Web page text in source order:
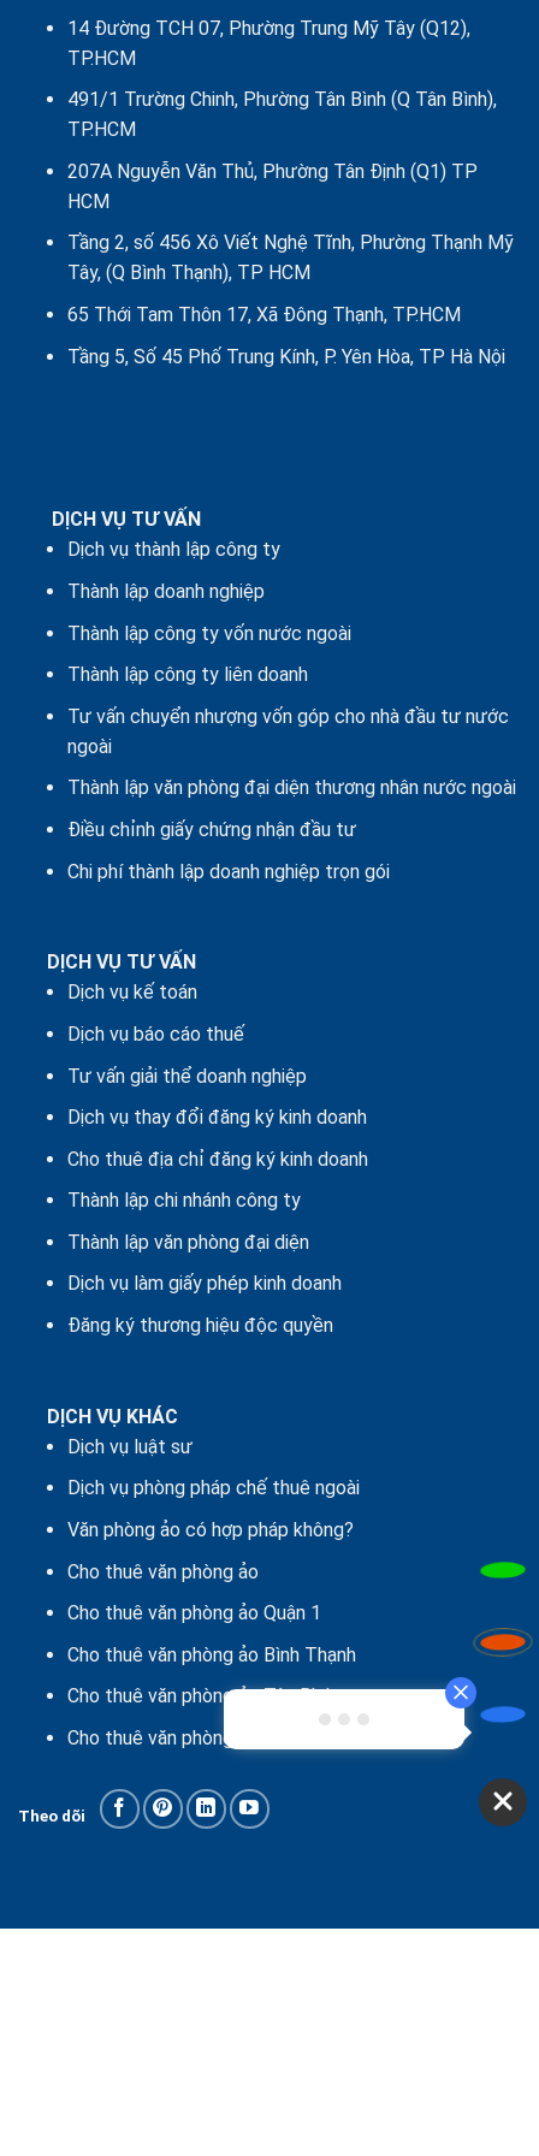
14 Đường TCH 07, Phường Trung Mỹ Tây (Q12),
TP.HCM
491/1 Trường Chinh, Phường Tân Bình (Q Tân Bình),
TP.HCM
207A Nguyễn Văn Thủ, Phường Tân Định (Q1) TP
HCM
Tầng 2, số 456 Xô Viết Nghệ Tĩnh, Phường Thạnh Mỹ
Tây, (Q Bình Thạnh), TP HCM
65 Thới Tam Thôn 17, Xã Đông Thạnh, TP.HCM
Tầng 5, Số 45 Phố Trung Kính, P. Yên Hòa, TP Hà Nội
DỊCH VỤ TƯ VẤN
Dịch vụ thành lập công ty
Thành lập doanh nghiệp
Thành lập công ty vốn nước ngoài
Thành lập công ty liên doanh
Tư vấn chuyển nhượng vốn góp cho nhà đầu tư nước
ngoài
Thành lập văn phòng đại diện thương nhân nước ngoài
Điều chỉnh giấy chứng nhận đầu tư
Chi phí thành lập doanh nghiệp trọn gói
DỊCH VỤ TƯ VẤN
Dịch vụ kế toán
Dịch vụ báo cáo thuế
Tư vấn giải thể doanh nghiệp
Dịch vụ thay đổi đăng ký kinh doanh
Cho thuê địa chỉ đăng ký kinh doanh
Thành lập chi nhánh công ty
Thành lập văn phòng đại diện
Dịch vụ làm giấy phép kinh doanh
Đăng ký thương hiệu độc quyền
DỊCH VỤ KHÁC
Dịch vụ luật sư
Dịch vụ phòng pháp chế thuê ngoài
Văn phòng ảo có hợp pháp không?
Cho thuê văn phòng ảo
Cho thuê văn phòng ảo Quận 1
Cho thuê văn phòng ảo Bình Thạnh
Cho thuê văn phòng ảo Tân Bình
Cho thuê văn phòng ảo Quận 12
Theo dõi